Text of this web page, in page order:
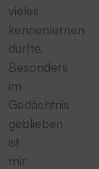
vieles
kennenlernen
durfte.
Besonders
im
Gedächtnis
geblieben
ist
mir